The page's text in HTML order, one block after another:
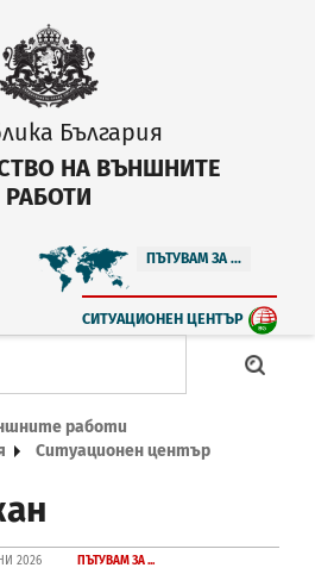
България
НА ВЪНШНИТЕ
РАБОТИ
ПЪТУВАМ ЗА ...
СИТУАЦИОНЕН ЦЕНТЪР
работи
Ситуационен център
2026 ПЪТУВАМ ЗА ...